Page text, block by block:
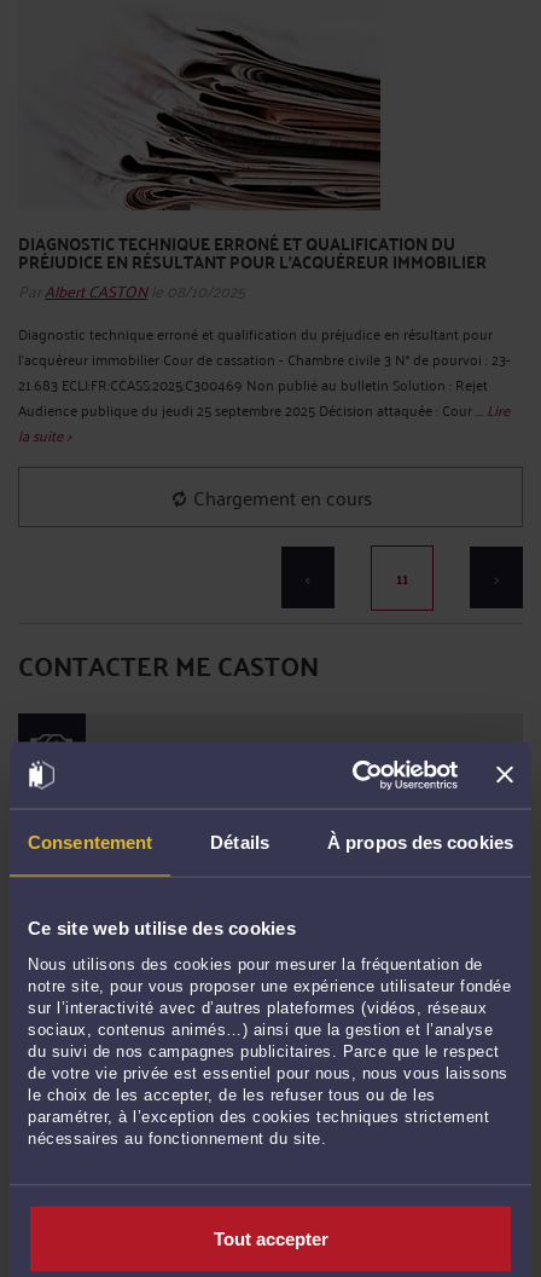
Consentement Détails À propos des cookies
Ce site web utilise des cookies
Nous utilisons des cookies pour mesurer la fréquentation de
notre site, pour vous proposer une expérience utilisateur fondée
sur l’interactivité avec d’autres plateformes (vidéos, réseaux
sociaux, contenus animés…) ainsi que la gestion et l’analyse
du suivi de nos campagnes publicitaires. Parce que le respect
de votre vie privée est essentiel pour nous, nous vous laissons
le choix de les accepter, de les refuser tous ou de les
paramétrer, à l’exception des cookies techniques strictement
nécessaires au fonctionnement du site.
Tout accepter
DIAGNOSTIC TECHNIQUE ERRONÉ ET QUALIFICATION DU
PRÉJUDICE EN RÉSULTANT POUR L'ACQUÉREUR IMMOBILIER
ParAlbert CASTONle 08/10/2025
Diagnostic technique erroné et qualification du préjudice en résultant pour
l'acquéreur immobilier Cour de cassation - Chambre civile 3 N° de pourvoi : 23-
21.683 ECLI:FR:CCASS:2025:C300469 Non publié au bulletin Solution : Rejet
Audience publique du jeudi 25 septembre 2025 Décision attaquée : Cour ... Lire
la suite >
Chargement en cours
< 11 >
CONTACTER ME CASTON
PRENDRE RDV EN CABINET
CONSULTER PAR VIDÉO
CONSULTER PAR TÉLÉPHONE
POSER UNE QUESTION ÉCRITE
Derniers commentaires
Thierry MIGNOT expert national acoustique/bruit :« N'est-il pas nécessaire de
distinguer le bien-fondé de "fait" ... »
Le demandeur doit-il établir ...